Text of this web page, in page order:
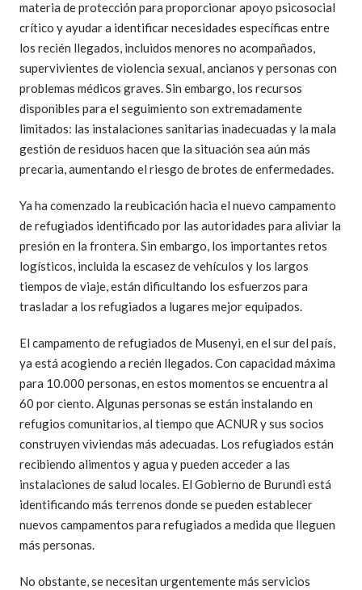
materia de protección para proporcionar apoyo psicosocial
crítico y ayudar a identificar necesidades específicas entre
los recién llegados, incluidos menores no acompañados,
supervivientes de violencia sexual, ancianos y personas con
problemas médicos graves. Sin embargo, los recursos
disponibles para el seguimiento son extremadamente
limitados: las instalaciones sanitarias inadecuadas y la mala
gestión de residuos hacen que la situación sea aún más
precaria, aumentando el riesgo de brotes de enfermedades.
Ya ha comenzado la reubicación hacia el nuevo campamento
de refugiados identificado por las autoridades para aliviar la
presión en la frontera. Sin embargo, los importantes retos
logísticos, incluida la escasez de vehículos y los largos
tiempos de viaje, están dificultando los esfuerzos para
trasladar a los refugiados a lugares mejor equipados.
El campamento de refugiados de Musenyi, en el sur del país,
ya está acogiendo a recién llegados. Con capacidad máxima
para 10.000 personas, en estos momentos se encuentra al
60 por ciento. Algunas personas se están instalando en
refugios comunitarios, al tiempo que ACNUR y sus socios
construyen viviendas más adecuadas. Los refugiados están
recibiendo alimentos y agua y pueden acceder a las
instalaciones de salud locales. El Gobierno de Burundi está
identificando más terrenos donde se pueden establecer
nuevos campamentos para refugiados a medida que lleguen
más personas.
No obstante, se necesitan urgentemente más servicios